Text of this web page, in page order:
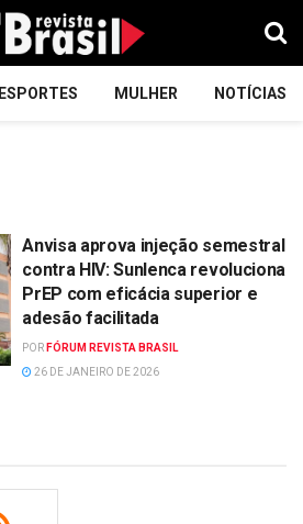
ESPORTES MULHER NOTÍCIAS
Anvisa aprova injeção semestral
contra HIV: Sunlenca revoluciona
PrEP com eficácia superior e
adesão facilitada
POR FÓRUM REVISTA BRASIL
26 DE JANEIRO DE 2026